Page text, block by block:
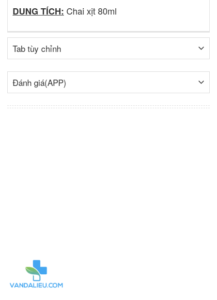
DUNG TÍCH: Chai xịt 80ml
Tab tùy chỉnh
Đánh giá(APP)